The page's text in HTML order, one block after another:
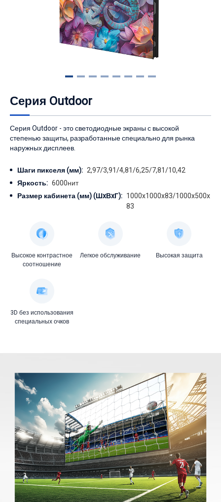
Серия Outdoor
Серия Outdoor - это светодиодные экраны с высокой
степенью защиты, разработанные специально для рынка
наружных дисплеев.
Шаги пикселя (мм): 2,97/3,91/4,81/6,25/7,81/10,42
Яркость: 6000нит
Размер кабинета (мм) (ШxВxГ): 1000x1000x83/1000x500x
83
Высокое контрастное
соотношение
Легкое обслуживание Высокая защита
3D без использования
специальных очков